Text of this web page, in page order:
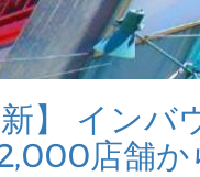
新】 イン
店舗か